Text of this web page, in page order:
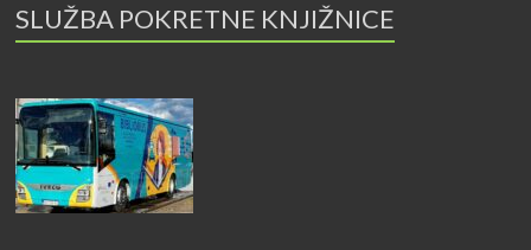
SLUŽBA POKRETNE KNJIŽNICE